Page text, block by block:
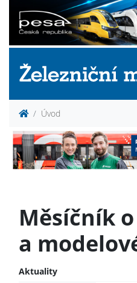
Úvod
Měsíčník
a
Aktuality